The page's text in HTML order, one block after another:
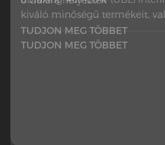
TUDJON MEG TÖBBET
kiváló minőségű termékeit,
technikai élményt nyújt
TUDJON MEG TÖBBET